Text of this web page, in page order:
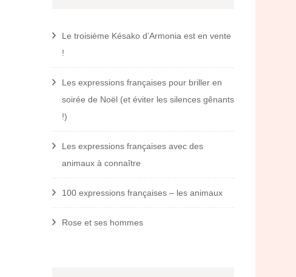
Le troisième Késako d’Armonia est en vente
!
Les expressions françaises pour briller en
soirée de Noël (et éviter les silences gênants
!)
Les expressions françaises avec des
animaux à connaître
100 expressions françaises – les animaux
Rose et ses hommes